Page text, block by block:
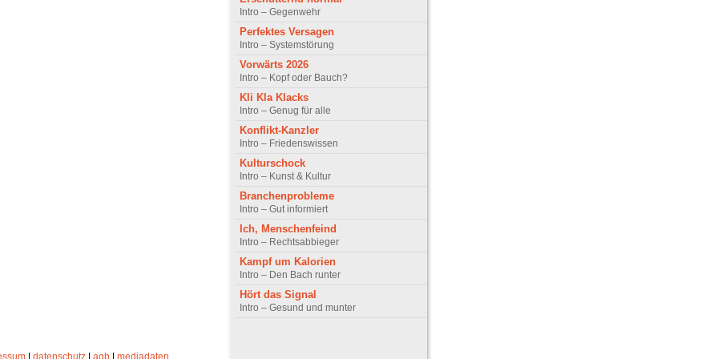
Intro – Gegenwehr
Perfektes Versagen
Intro – Systemstörung
Vorwärts 2026
Intro – Kopf oder Bauch?
Kli Kla Klacks
Intro – Genug für alle
Konflikt-Kanzler
Intro – Friedenswissen
Kulturschock
Intro – Kunst & Kultur
Branchenprobleme
Intro – Gut informiert
Ich, Menschenfeind
Intro – Rechtsabbieger
Kampf um Kalorien
Intro – Den Bach runter
Hört das Signal
Intro – Gesund und munter
| datenschutz| agb| mediadaten